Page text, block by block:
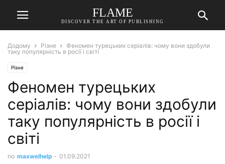
FLAME
DISCOVER THE ART OF PUBLISHING
Додому Різне
Феномен турецьких серіалів: чому вони здобули
таку популярність в росії і світі
Різне
Феномен турецьких
серіалів: чому вони здобули
таку популярність в росії і
світі
по maxwelhelp - 01.09.2021